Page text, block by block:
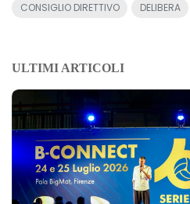
CONSIGLIO DIRETTIVO
DELIBERA
ULTIMI ARTICOLI